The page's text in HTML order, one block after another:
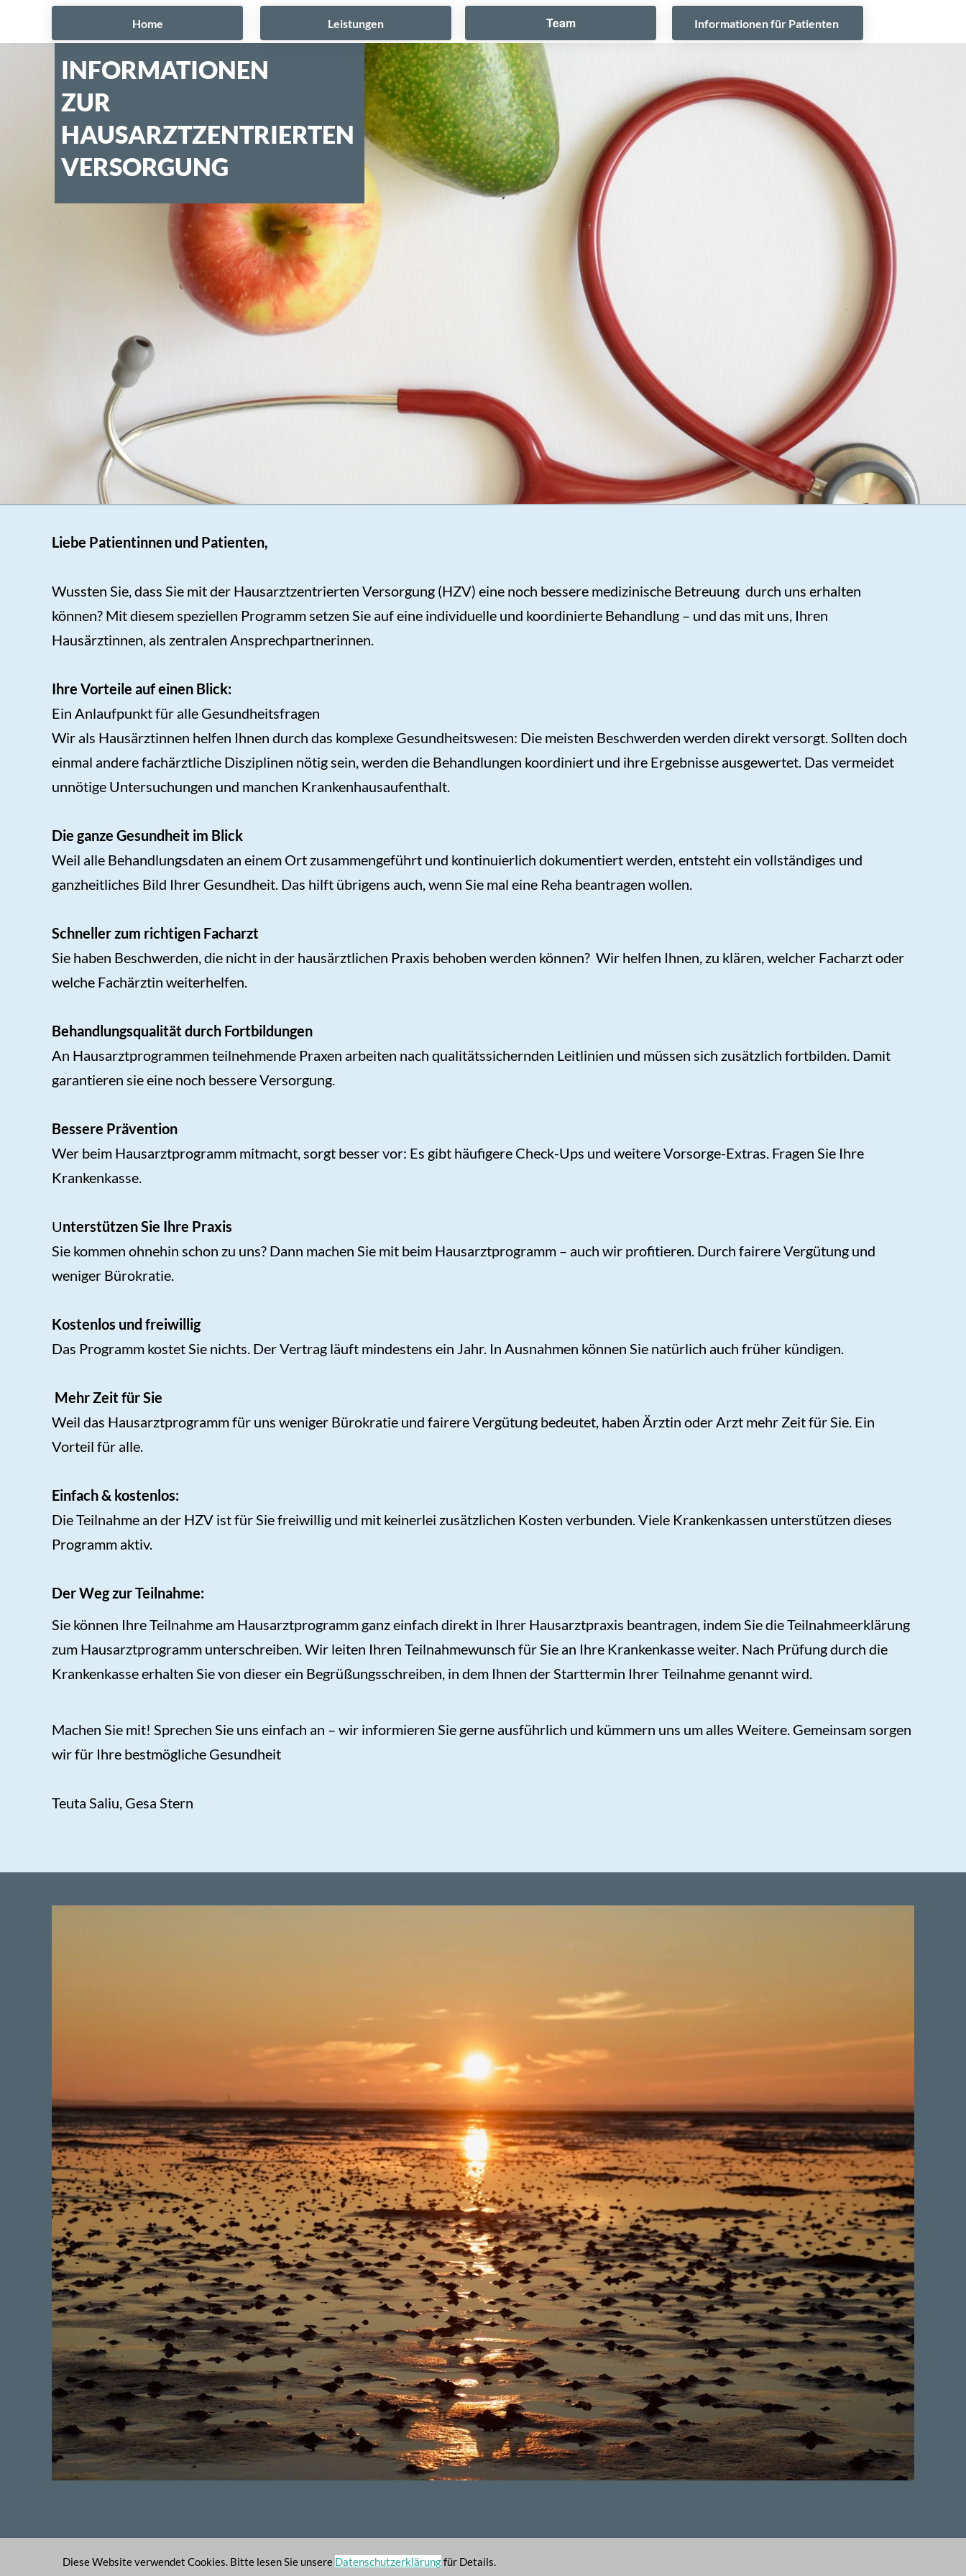
Home Leistungen Team Informationen für Patienten
INFORMATIONEN
ZUR
HAUSARZTZENTRIERTEN
VERSORGUNG
Liebe Patientinnen und Patienten,
Wussten Sie, dass Sie mit der Hausarztzentrierten Versorgung (HZV) eine noch bessere medizinische Betreuung durch uns erhalten
können? Mit diesem speziellen Programm setzen Sie auf eine individuelle und koordinierte Behandlung – und das mit uns, Ihren
Hausärztinnen, als zentralen Ansprechpartnerinnen.
Ihre Vorteile auf einen Blick:
Ein Anlaufpunkt für alle Gesundheitsfragen
Wir als Hausärztinnen helfen Ihnen durch das komplexe Gesundheitswesen: Die meisten Beschwerden werden direkt versorgt. Sollten doch
einmal andere fachärztliche Disziplinen nötig sein, werden die Behandlungen koordiniert und ihre Ergebnisse ausgewertet. Das vermeidet
unnötige Untersuchungen und manchen Krankenhausaufenthalt.
Die ganze Gesundheit im Blick
Weil alle Behandlungsdaten an einem Ort zusammengeführt und kontinuierlich dokumentiert werden, entsteht ein vollständiges und
ganzheitliches Bild Ihrer Gesundheit. Das hilft übrigens auch, wenn Sie mal eine Reha beantragen wollen.
Schneller zum richtigen Facharzt
Sie haben Beschwerden, die nicht in der hausärztlichen Praxis behoben werden können? Wir helfen Ihnen, zu klären, welcher Facharzt oder
welche Fachärztin weiterhelfen.
Behandlungsqualität durch Fortbildungen
An Hausarztprogrammen teilnehmende Praxen arbeiten nach qualitätssichernden Leitlinien und müssen sich zusätzlich fortbilden. Damit
garantieren sie eine noch bessere Versorgung.
Bessere Prävention
Wer beim Hausarztprogramm mitmacht, sorgt besser vor: Es gibt häufigere Check-Ups und weitere Vorsorge-Extras. Fragen Sie Ihre
Krankenkasse.
Unterstützen Sie Ihre Praxis
Sie kommen ohnehin schon zu uns? Dann machen Sie mit beim Hausarztprogramm – auch wir profitieren. Durch fairere Vergütung und
weniger Bürokratie.
Kostenlos und freiwillig
Das Programm kostet Sie nichts. Der Vertrag läuft mindestens ein Jahr. In Ausnahmen können Sie natürlich auch früher kündigen.
Mehr Zeit für Sie
Weil das Hausarztprogramm für uns weniger Bürokratie und fairere Vergütung bedeutet, haben Ärztin oder Arzt mehr Zeit für Sie. Ein
Vorteil für alle.
Einfach & kostenlos:
Die Teilnahme an der HZV ist für Sie freiwillig und mit keinerlei zusätzlichen Kosten verbunden. Viele Krankenkassen unterstützen dieses
Programm aktiv.
Der Weg zur Teilnahme:
Sie können Ihre Teilnahme am Hausarztprogramm ganz einfach direkt in Ihrer Hausarztpraxis beantragen, indem Sie die Teilnahmeerklärung
zum Hausarztprogramm unterschreiben. Wir leiten Ihren Teilnahmewunsch für Sie an Ihre Krankenkasse weiter. Nach Prüfung durch die
Krankenkasse erhalten Sie von dieser ein Begrüßungsschreiben, in dem Ihnen der Starttermin Ihrer Teilnahme genannt wird.
Machen Sie mit! Sprechen Sie uns einfach an – wir informieren Sie gerne ausführlich und kümmern uns um alles Weitere. Gemeinsam sorgen
wir für Ihre bestmögliche Gesundheit
Teuta Saliu, Gesa Stern
Diese Website verwendet Cookies. Bitte lesen Sie unsere Datenschutzerklärungfür Details.